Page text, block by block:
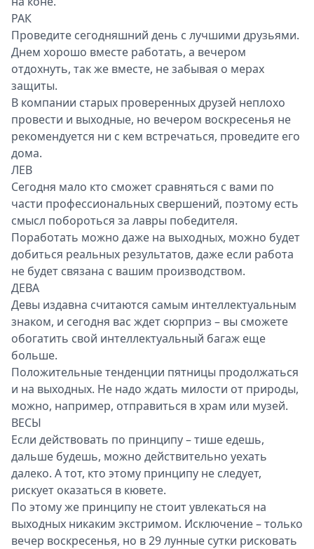
РАК
Проведите сегодняшний день с лучшими друзьями.
Днем хорошо вместе работать, а вечером
отдохнуть, так же вместе, не забывая о мерах
защиты.
В компании старых проверенных друзей неплохо
провести и выходные, но вечером воскресенья не
рекомендуется ни с кем встречаться, проведите его
дома.
ЛЕВ
Сегодня мало кто сможет сравняться с вами по
части профессиональных свершений, поэтому есть
смысл побороться за лавры победителя.
Поработать можно даже на выходных, можно будет
добиться реальных результатов, даже если работа
не будет связана с вашим производством.
ДЕВА
Девы издавна считаются самым интеллектуальным
знаком, и сегодня вас ждет сюрприз – вы сможете
обогатить свой интеллектуальный багаж еще
больше.
Положительные тенденции пятницы продолжаться
и на выходных. Не надо ждать милости от природы,
можно, например, отправиться в храм или музей.
ВЕСЫ
Если действовать по принципу – тише едешь,
дальше будешь, можно действительно уехать
далеко. А тот, кто этому принципу не следует,
рискует оказаться в кювете.
По этому же принципу не стоит увлекаться на
выходных никаким экстримом. Исключение – только
вечер воскресенья, но в 29 лунные сутки рисковать